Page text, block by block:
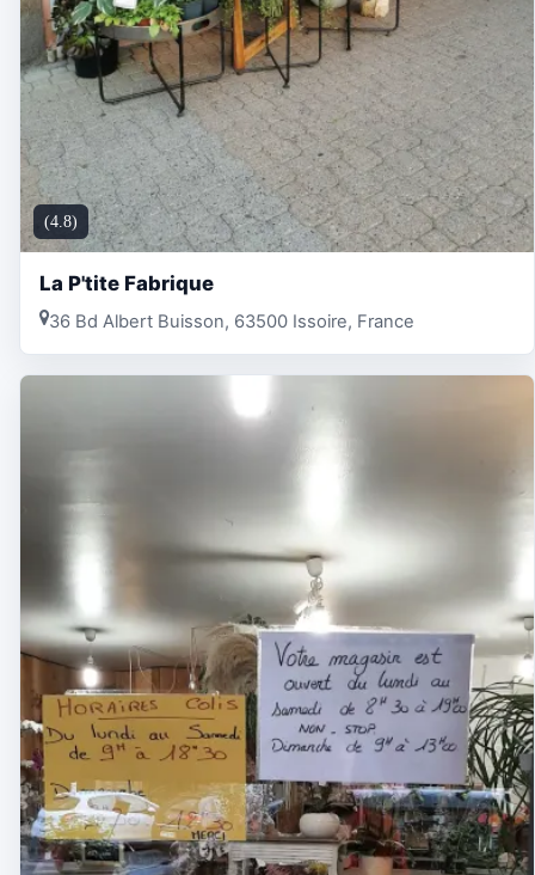
(4.8)
La P'tite Fabrique
36 Bd Albert Buisson, 63500 Issoire, France